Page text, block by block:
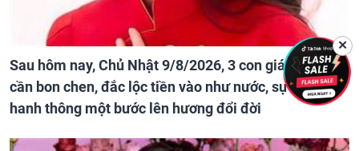
Sau hôm nay, Chủ Nhật 9/8/2026, 3 con giáp chẳng
cần bon chen, đắc lộc tiền vào như nước, sự nghiệp
hanh thông một bước lên hương đổi đời
✕